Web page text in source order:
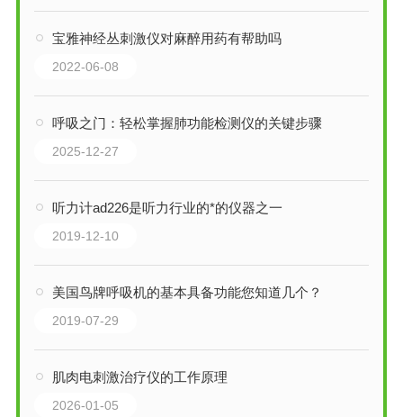
宝雅神经丛刺激仪对麻醉用药有帮助吗
2022-06-08
呼吸之门：轻松掌握肺功能检测仪的关键步骤
2025-12-27
听力计ad226是听力行业的*的仪器之一
2019-12-10
美国鸟牌呼吸机的基本具备功能您知道几个？
2019-07-29
肌肉电刺激治疗仪的工作原理
2026-01-05